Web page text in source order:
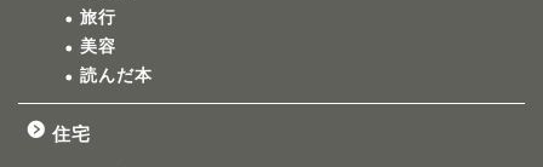
旅行
美容
読んだ本
住宅